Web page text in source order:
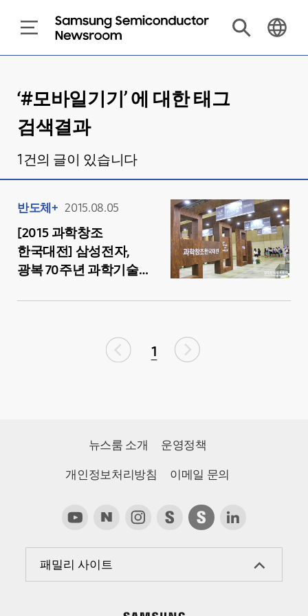
‘#모바일기기’ 에 대한 태그
검색결과
1 건의 글이 있습니다
반도체+ 2015.08.05
[2015 과학창조
한국대전] 삼성전자,
광복 70주년 과학기술
1
뉴스룸 소개 운영정책
개인정보처리방침 이메일 문의
패밀리 사이트